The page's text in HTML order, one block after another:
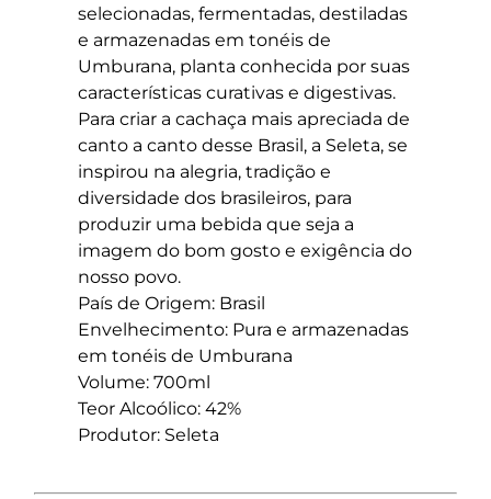
selecionadas, fermentadas, destiladas
e armazenadas em tonéis de
Umburana, planta conhecida por suas
características curativas e digestivas.
Para criar a cachaça mais apreciada de
canto a canto desse Brasil, a Seleta, se
inspirou na alegria, tradição e
diversidade dos brasileiros, para
produzir uma bebida que seja a
imagem do bom gosto e exigência do
nosso povo.
País de Origem: Brasil
Envelhecimento: Pura e armazenadas
em tonéis de Umburana
Volume: 700ml
Teor Alcoólico: 42%
Produtor: Seleta